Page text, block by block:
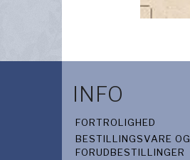
INFO
FORTROLIGHED
BESTILLINGSVARE OG
FORUDBESTILLINGER